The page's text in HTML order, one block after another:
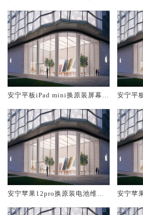
安宁平板iPad mini换原装屏幕服
安宁平
安宁苹果12pro换原装电池维修
安宁苹